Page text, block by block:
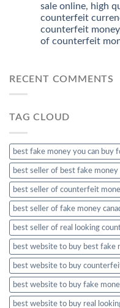
sale online, high
counterfeit
counterfeit
of counterfeit
RECENT COMMENTS
TAG CLOUD
best fake money you can buy​
best seller of best fake money
best seller of counterfeit
best seller of fake money
best seller of real looking
best website to buy best fake
best website to buy
best website to buy fake
best website to buy real